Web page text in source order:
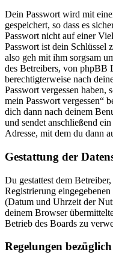
Dein Passwort wird mit
gespeichert, so dass es
Passwort nicht auf einer
Passwort ist dein Schlüssel
also geh mit ihm sorgsam
des Betreibers, von phpBB
berechtigterweise nach
Passwort vergessen haben,
mein Passwort vergessen“
dich dann nach deinem
und sendet anschließend
Adresse, mit dem du dann
Gestattung der
Du gestattest dem
Registrierung
(Datum und Uhrzeit der
deinem Browser
Betrieb des Boards zu
Regelungen